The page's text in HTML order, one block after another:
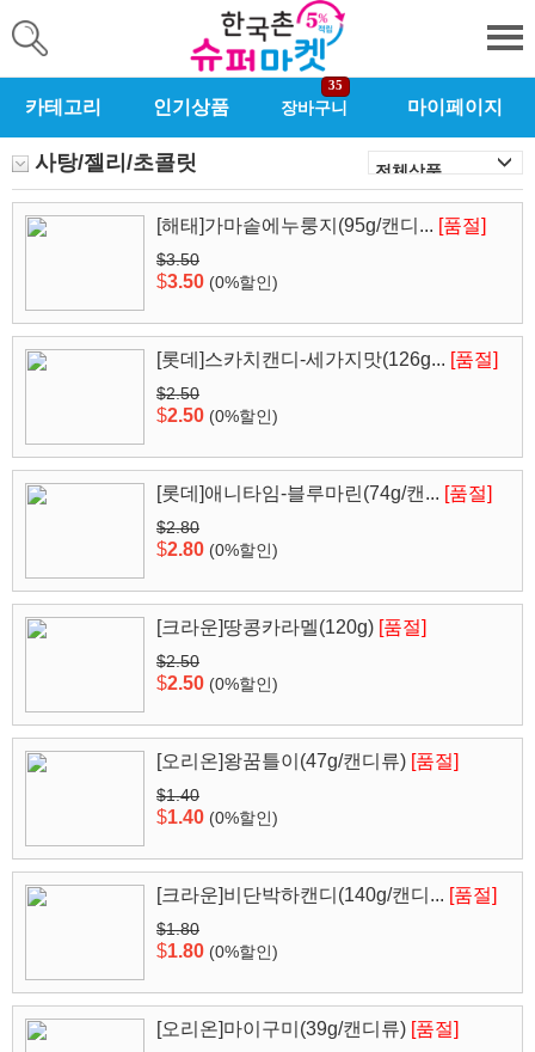
카테고리 인기상품 장바구니
35
마이페이지
사탕/젤리/초콜릿
[해태]가마솥에누룽지(95g/캔디... [품절]
$3.50
$3.50 (0%할인)
[롯데]스카치캔디-세가지맛(126g... [품절]
$2.50
$2.50 (0%할인)
[롯데]애니타임-블루마린(74g/캔... [품절]
$2.80
$2.80 (0%할인)
[크라운]땅콩카라멜(120g) [품절]
$2.50
$2.50 (0%할인)
[오리온]왕꿈틀이(47g/캔디류) [품절]
$1.40
$1.40 (0%할인)
[크라운]비단박하캔디(140g/캔디... [품절]
$1.80
$1.80 (0%할인)
[오리온]마이구미(39g/캔디류) [품절]